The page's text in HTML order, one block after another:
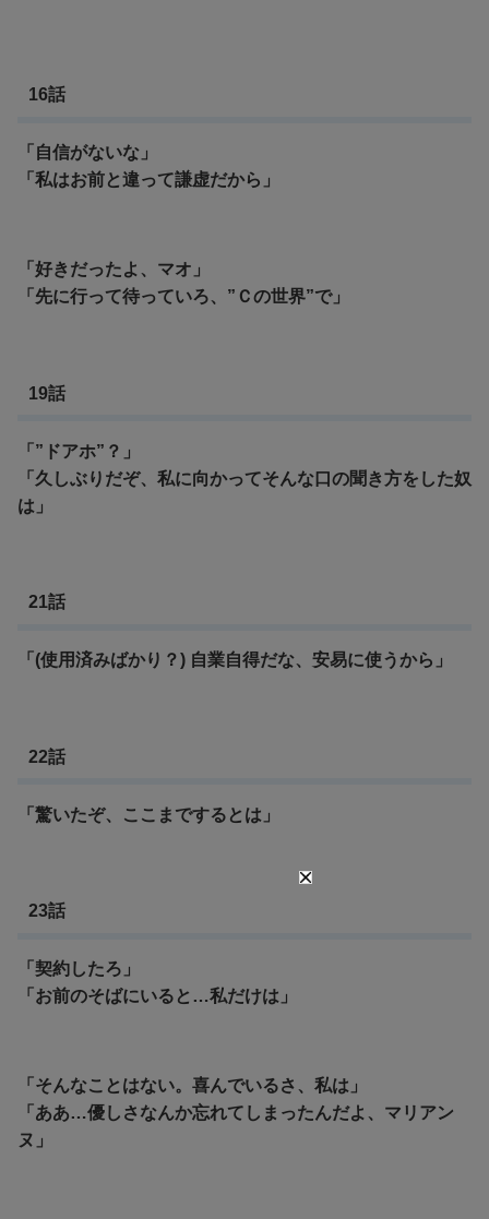
16話
「自信がないな」
「私はお前と違って謙虚だから」
「好きだったよ、マオ」
「先に行って待っていろ、”Ｃの世界”で」
19話
「”ドアホ”？」
「久しぶりだぞ、私に向かってそんな口の聞き方をした奴
は」
21話
「(使用済みばかり？) 自業自得だな、安易に使うから」
22話
「驚いたぞ、ここまでするとは」
23話
「契約したろ」
「お前のそばにいると…私だけは」
「そんなことはない。喜んでいるさ、私は」
「ああ…優しさなんか忘れてしまったんだよ、マリアン
ヌ」